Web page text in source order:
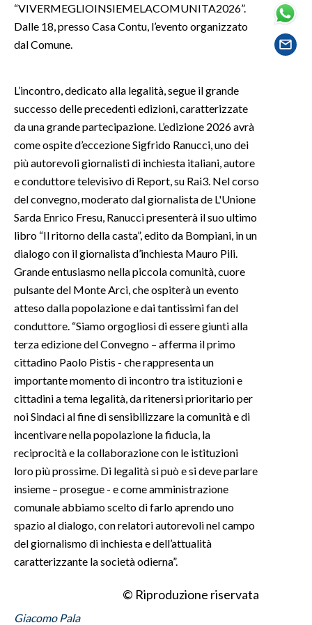
SPETTACOLI
GOSSIP
SARDEGNA TURISMO
SARDI NEL MONDO
NOTIZIE
#CARAUNIONE
3 MINUTI CON
INSULARITÀ
INFO AZIENDE
ABBONATI
ANNUNCI
PUBBLICITÀ
SPIAGGE
STORE
“VIVERMEGLIOINSIEMELACOMUNITA2026”.
Dalle 18, presso Casa Contu, l’evento organizzato
dal Comune.
L’incontro, dedicato alla legalità, segue il grande
successo delle precedenti edizioni, caratterizzate
da una grande partecipazione. L’edizione 2026 avrà
come ospite d’eccezione Sigfrido Ranucci, uno dei
più autorevoli giornalisti di inchiesta italiani, autore
e conduttore televisivo di Report, su Rai3. Nel corso
del convegno, moderato dal giornalista de L'Unione
Sarda Enrico Fresu, Ranucci presenterà il suo ultimo
libro “Il ritorno della casta”, edito da Bompiani, in un
dialogo con il giornalista d’inchiesta Mauro Pili.
Grande entusiasmo nella piccola comunità, cuore
pulsante del Monte Arci, che ospiterà un evento
atteso dalla popolazione e dai tantissimi fan del
conduttore. “Siamo orgogliosi di essere giunti alla
terza edizione del Convegno – afferma il primo
cittadino Paolo Pistis - che rappresenta un
importante momento di incontro tra istituzioni e
cittadini a tema legalità, da ritenersi prioritario per
noi Sindaci al fine di sensibilizzare la comunità e di
incentivare nella popolazione la fiducia, la
reciprocità e la collaborazione con le istituzioni
loro più prossime. Di legalità si può e si deve parlare
insieme – prosegue - e come amministrazione
comunale abbiamo scelto di farlo aprendo uno
spazio al dialogo, con relatori autorevoli nel campo
del giornalismo di inchiesta e dell’attualità
caratterizzante la società odierna”.
© Riproduzione riservata
Giacomo Pala